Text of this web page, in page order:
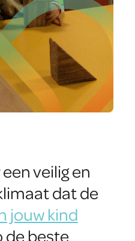
veilig en
dat de
jouw kind
de beste